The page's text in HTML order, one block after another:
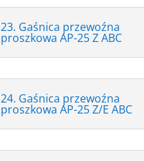
23. Gaśnica przewoźna
proszkowa AP-25 Z ABC
24. Gaśnica przewoźna
proszkowa AP-25 Z/E ABC